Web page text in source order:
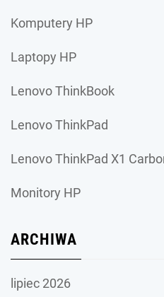
Komputery HP
Laptopy HP
Lenovo ThinkBook
Lenovo ThinkPad
Lenovo ThinkPad X1
Monitory HP
ARCHIWA
lipiec 2026